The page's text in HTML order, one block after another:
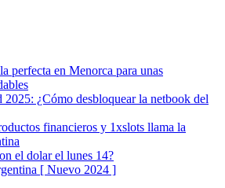
perfecta en Menorca para unas
2025: ¿Cómo desbloquear la netbook del
financieros y 1xslots llama la
el dolar el lunes 14?
[ Nuevo 2024 ]